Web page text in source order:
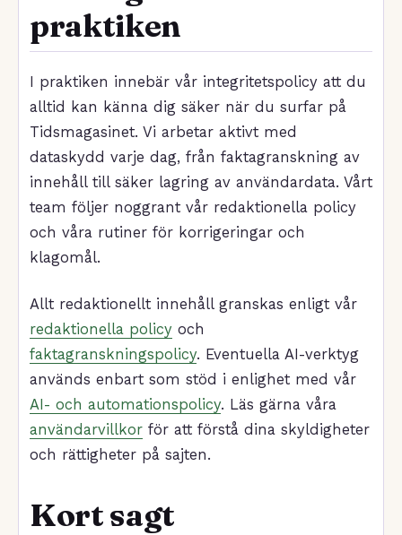
praktiken
I praktiken innebär vår integritetspolicy att du
alltid kan känna dig säker när du surfar på
Tidsmagasinet. Vi arbetar aktivt med
dataskydd varje dag, från faktagranskning av
innehåll till säker lagring av användardata. Vårt
team följer noggrant vår redaktionella policy
och våra rutiner för korrigeringar och
klagomål.
Allt redaktionellt innehåll granskas enligt vår
redaktionella policy och
faktagranskningspolicy. Eventuella AI-verktyg
används enbart som stöd i enlighet med vår
AI- och automationspolicy. Läs gärna våra
användarvillkor för att förstå dina skyldigheter
och rättigheter på sajten.
Kort sagt